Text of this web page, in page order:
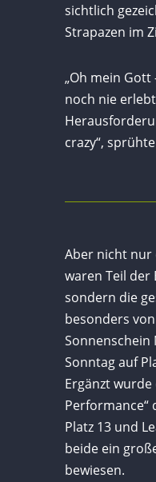
sichtlich
Strapazen im
„Oh mein Gott
noch nie
crazy“,
Aber nicht nur
waren Teil der
sondern die
besonders
Sonnenschein
Sonntag auf
Ergänzt wurde
Performance“
Platz 13 und
beide ein
bewiesen.